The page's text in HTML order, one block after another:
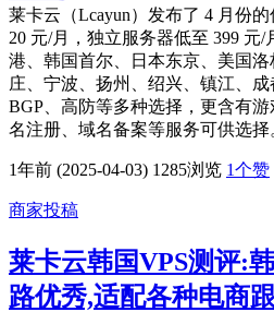
莱卡云（Lcayun）发布了 4 月份
20 元/月，独立服务器低至 399 元
港、韩国首尔、日本东京、美国
庄、宁波、扬州、绍兴、镇江、
BGP、高防等多种选择，更含有
名注册、域名备案等服务可供
1年前 (2025-04-03) 1285浏览 1个赞
商家投稿
莱卡云韩国VPS测评:
路优秀,适配各种电商